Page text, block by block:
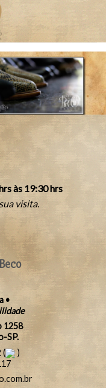
às 19:30 hrs
visita.
•
1258
SP.
(
)